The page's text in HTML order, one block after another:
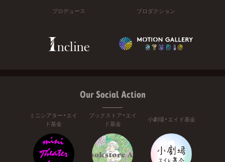
プロデュース プロダクション
Our Social Action
ミニシアター・エイ
ド基金
ブックストア・エイ
ド基金
小劇場・エイド基金